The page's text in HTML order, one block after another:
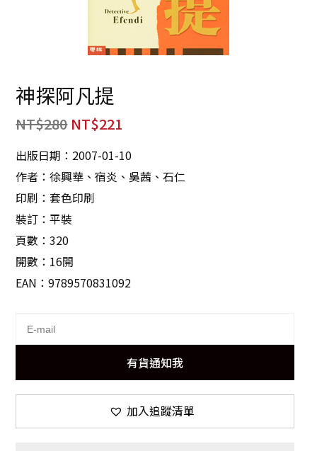
神探阿凡提
NT$280 NT$221
出版日期：2007-01-10
作者：徐興華、宿炎、吳茜、石仁
印刷：套色印刷
裝訂：平裝
頁數：320
開數：16開
EAN：9789570831092
有貨通知我
加入追蹤清單